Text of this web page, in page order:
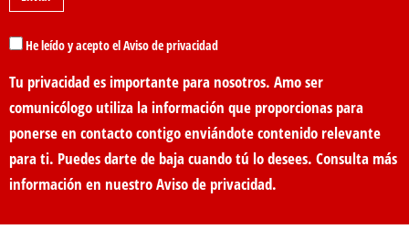
He leído y acepto el Aviso de privacidad
Tu privacidad es importante para nosotros. Amo ser
comunicólogo utiliza la información que proporcionas para
ponerse en contacto contigo enviándote contenido relevante
para ti. Puedes darte de baja cuando tú lo desees. Consulta más
información en nuestroAviso de privacidad.